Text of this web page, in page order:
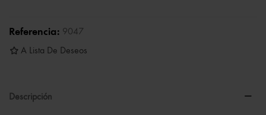
Referencia: 9047
A Lista De Deseos
Descripción